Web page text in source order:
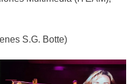
S.G. Botte)